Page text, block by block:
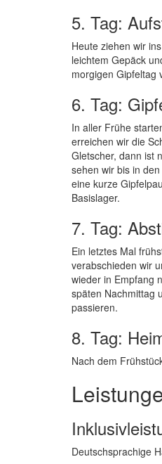
5. Tag:
Heute ziehen wir
leichtem Gepäck
morgigen Gipfeltag
6. Tag:
In aller Frühe
erreichen wir die
Gletscher, dann ist
sehen wir bis in
eine kurze
Basislager.
7. Tag:
Ein letztes Mal
verabschieden wir
wieder in Empfang
späten Nachmittag
passieren.
8. Tag:
Nach dem
Deutschsprachige